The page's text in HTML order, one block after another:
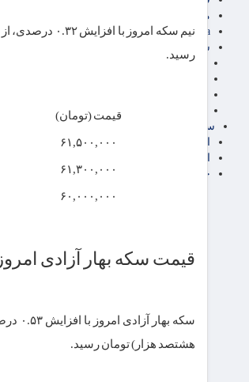
مناطق آزاد تجاری
24intermedia
سایر اخبار اقتصادی
عمومی و سرگرمی
آکادمی آموزش اقتصادی
سایر رسانه ها
خرید انواع دیزل ژنراتور
رسید.
قیمت (تومان)
۶۱,۵۰۰,۰۰۰
۶۱,۳۰۰,۰۰۰
۶۰,۰۰۰,۰۰۰
قیمت سکه بهار آزادی امروز
هشتصد هزار) تومان رسید.